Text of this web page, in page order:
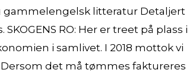
gammelengelsk litteratur Detaljert
RO: Her er treet på plass i
i samlivet. I 2018 mottok vi
det må tømmes faktureres